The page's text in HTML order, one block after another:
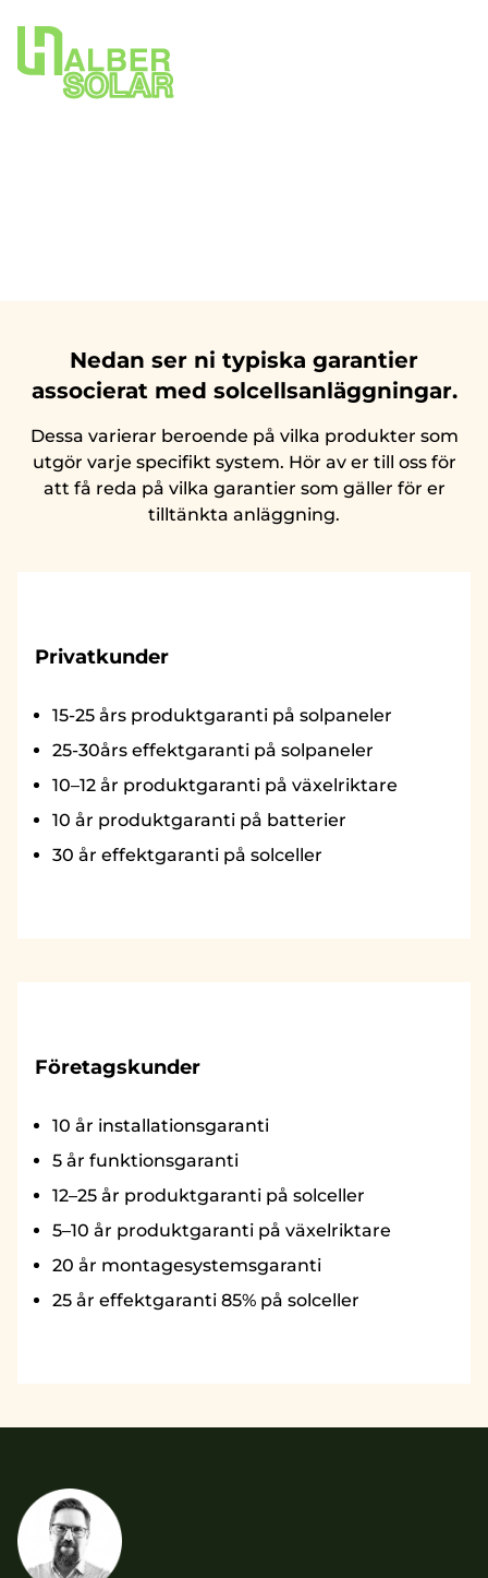
Nedan ser ni typiska garantier
associerat med solcellsanläggningar.
Dessa varierar beroende på vilka produkter som
utgör varje specifikt system. Hör av er till oss för
att få reda på vilka garantier som gäller för er
tilltänkta anläggning.
Privatkunder
15-25 års produktgaranti på solpaneler
25-30års effektgaranti på solpaneler
10–12 år produktgaranti på växelriktare
10 år produktgaranti på batterier
30 år effektgaranti på solceller
Företagskunder
10 år installationsgaranti
5 år funktionsgaranti
12–25 år produktgaranti på solceller
5–10 år produktgaranti på växelriktare
20 år montagesystemsgaranti
25 år effektgaranti 85% på solceller